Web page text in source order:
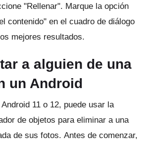
"Rellenar". Marque la opción
contenido" en el cuadro de diálogo
mejores resultados.
a alguien de una
un Android
11 o 12, puede usar la
de objetos para eliminar a una
de sus fotos. Antes de comenzar,